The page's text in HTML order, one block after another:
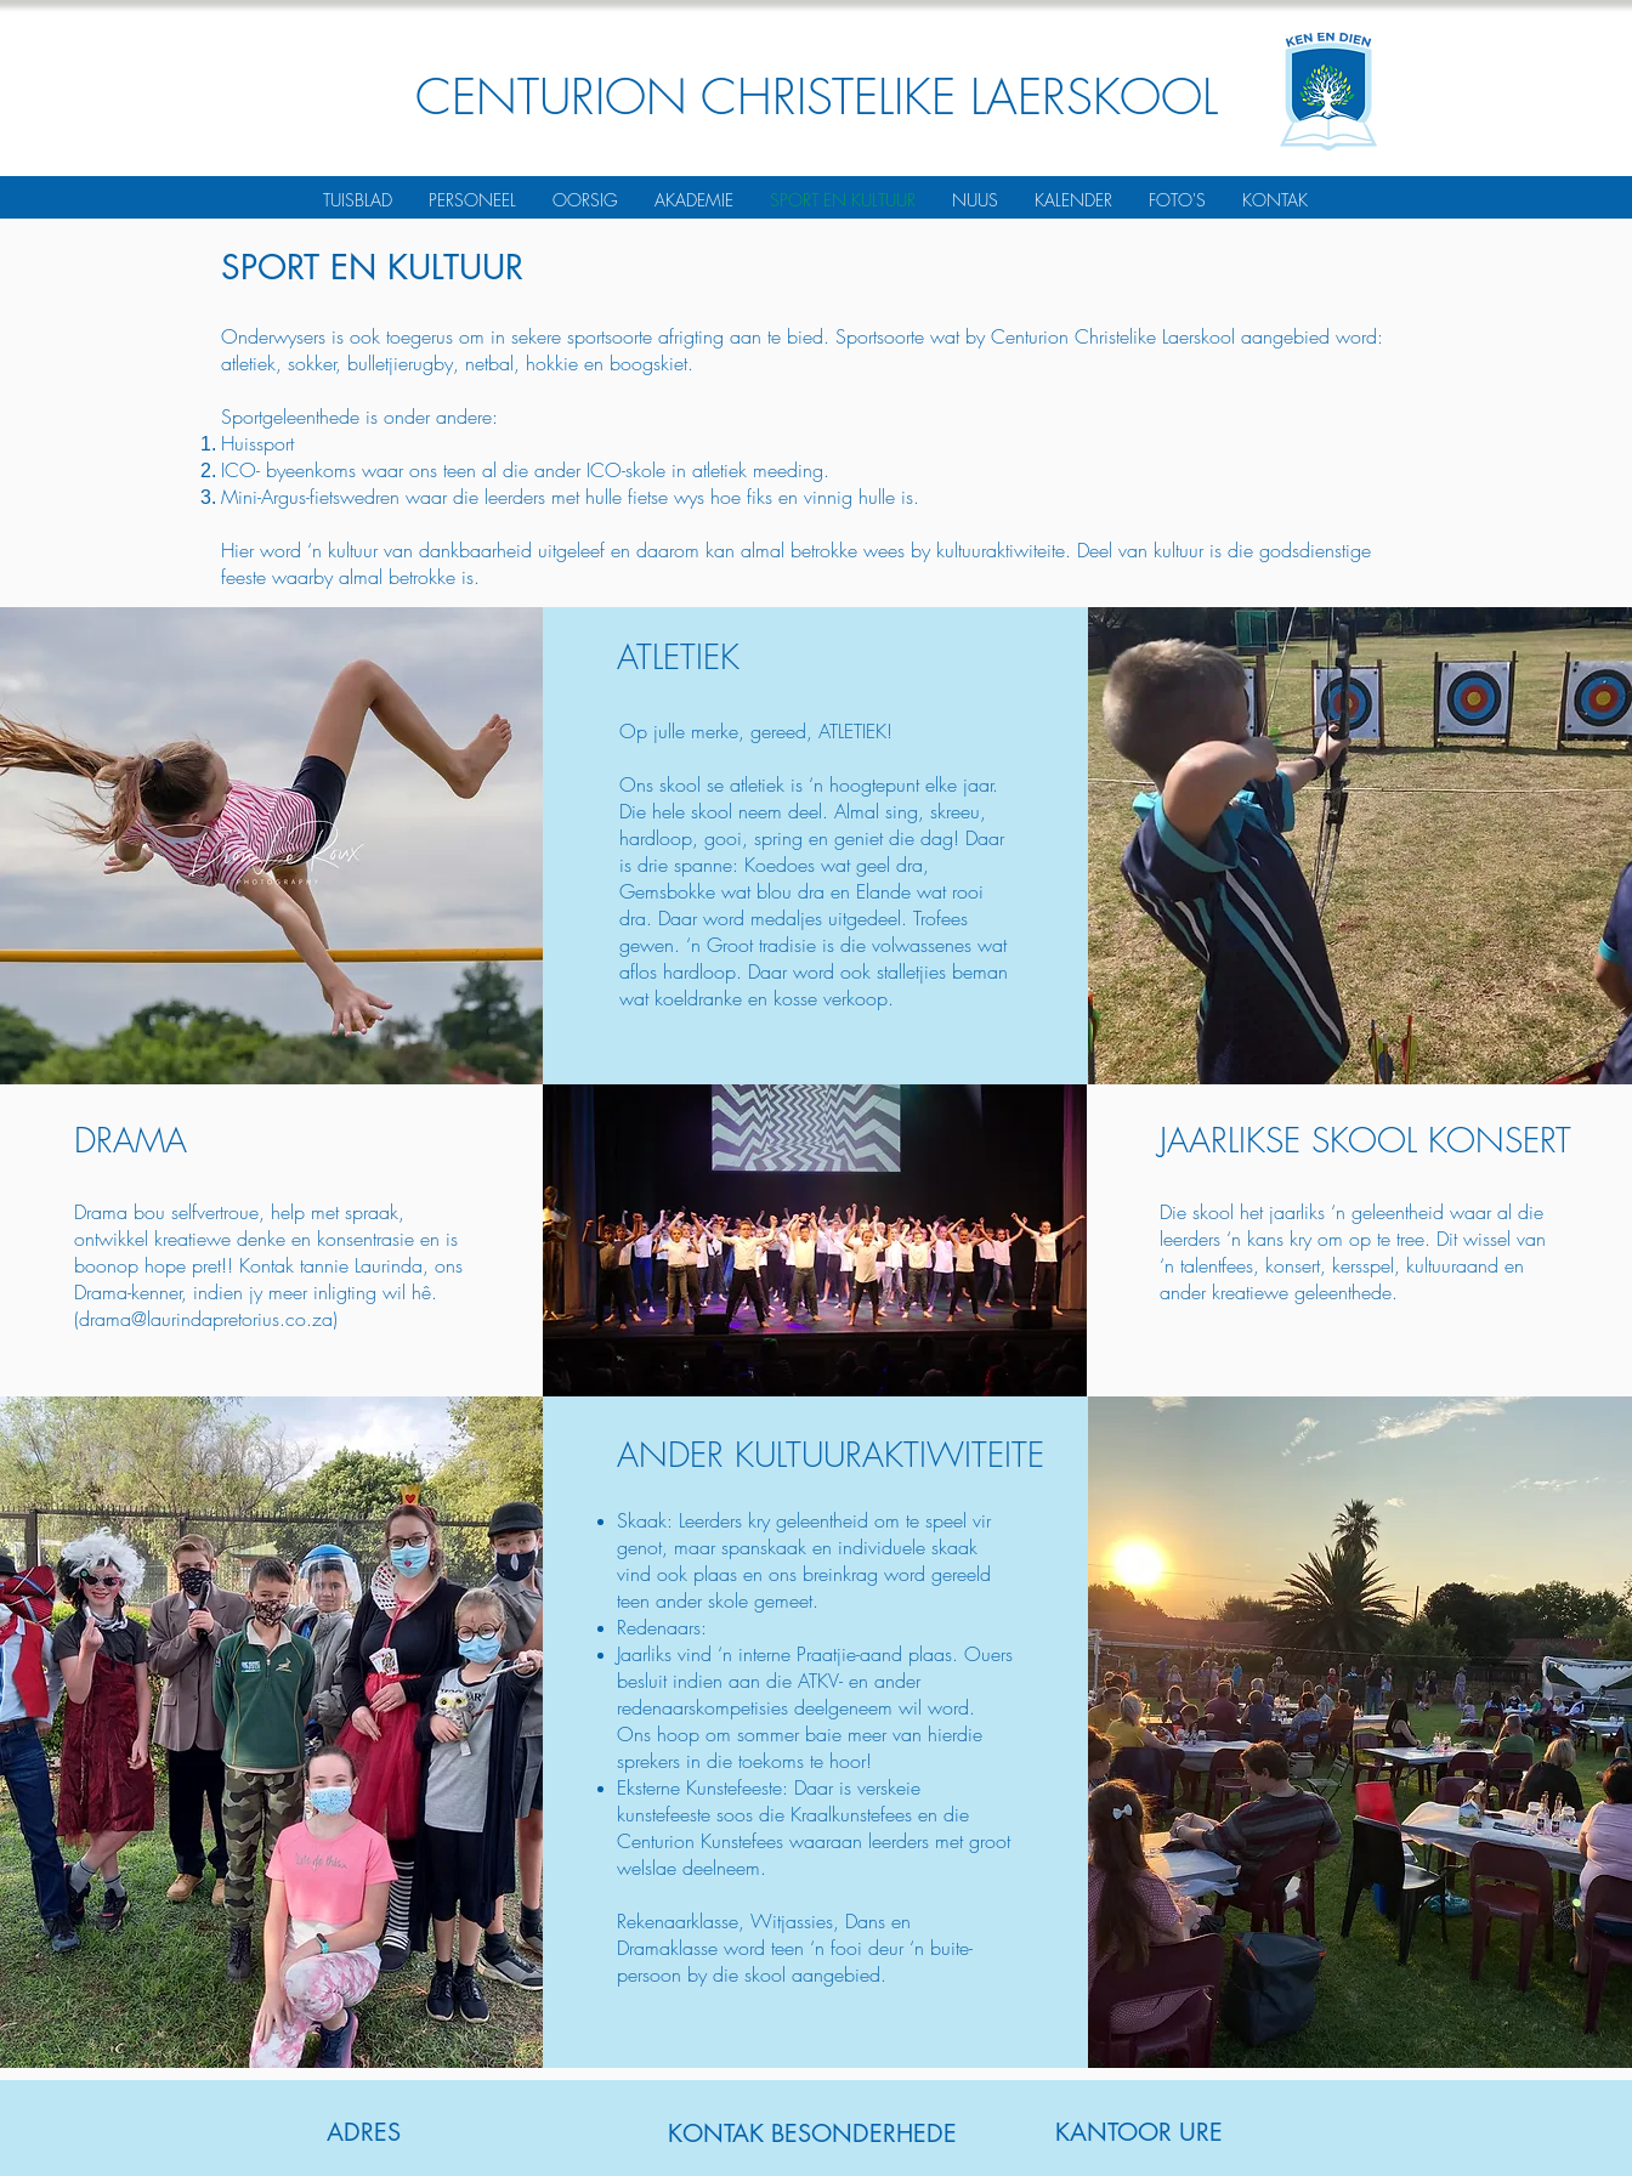
CENTURION CHRISTELIKE LAERSKOOL
TUISBLAD PERSONEEL OORSIG AKADEMIE SPORT EN KULTUUR NUUS KALENDER FOTO'S KONTAK
SPORT EN KULTUUR
Onderwysers is ook toegerus om in sekere sportsoorte afrigting aan te bied. Sportsoorte wat by Centurion Christelike Laerskool aangebied word:
atletiek, sokker, bulletjierugby, netbal, hokkie en boogskiet.
Sportgeleenthede is onder andere:
Huissport
ICO- byeenkoms waar ons teen al die ander ICO-skole in atletiek meeding.
Mini-Argus-fietswedren waar die leerders met hulle fietse wys hoe fiks en vinnig hulle is.
Hier word ‘n kultuur van dankbaarheid uitgeleef en daarom kan almal betrokke wees by kultuuraktiwiteite. Deel van kultuur is die godsdienstige
feeste waarby almal betrokke is.
ATLETIEK
Op julle merke, gereed, ATLETIEK!
Ons skool se atletiek is ‘n hoogtepunt elke jaar.
Die hele skool neem deel. Almal sing, skreeu,
hardloop, gooi, spring en geniet die dag! Daar
is drie spanne: Koedoes wat geel dra,
Gemsbokke wat blou dra en Elande wat rooi
dra. Daar word medaljes uitgedeel. Trofees
gewen. ‘n Groot tradisie is die volwassenes wat
aflos hardloop. Daar word ook stalletjies beman
wat koeldranke en kosse verkoop.
DRAMA
Drama bou selfvertroue, help met spraak,
ontwikkel kreatiewe denke en konsentrasie en is
boonop hope pret!! Kontak tannie Laurinda, ons
Drama-kenner, indien jy meer inligting wil hê.
(drama@laurindapretorius.co.za)
JAARLIKSE SKOOL KONSERT
Die skool het jaarliks ‘n geleentheid waar al die
leerders ‘n kans kry om op te tree. Dit wissel van
‘n talentfees, konsert, kersspel, kultuuraand en
ander kreatiewe geleenthede.
ANDER KULTUURAKTIWITEITE
Skaak: Leerders kry geleentheid om te speel vir
genot, maar spanskaak en individuele skaak
vind ook plaas en ons breinkrag word gereeld
teen ander skole gemeet.
Redenaars:
Jaarliks vind ‘n interne Praatjie-aand plaas. Ouers
besluit indien aan die ATKV- en ander
redenaarskompetisies deelgeneem wil word.
Ons hoop om sommer baie meer van hierdie
sprekers in die toekoms te hoor!
Eksterne Kunstefeeste: Daar is verskeie
kunstefeeste soos die Kraalkunstefees en die
Centurion Kunstefees waaraan leerders met groot
welslae deelneem.
Rekenaarklasse, Witjassies, Dans en
Dramaklasse word teen ‘n fooi deur ‘n buite-
persoon by die skool aangebied.
ADRES KONTAK BESONDERHEDE KANTOOR URE